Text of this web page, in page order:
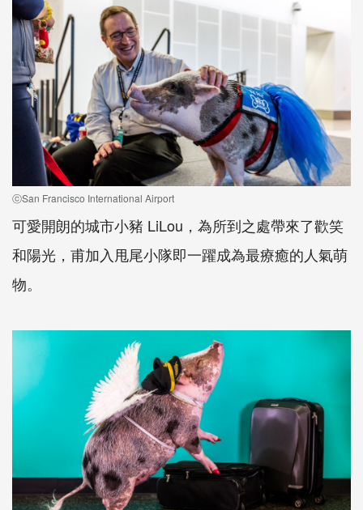
ⓒSan Francisco International Airport
可愛開朗的城市小豬 LiLou，為所到之處帶來了歡笑
和陽光，甫加入甩尾小隊即一躍成為最療癒的人氣萌
物。